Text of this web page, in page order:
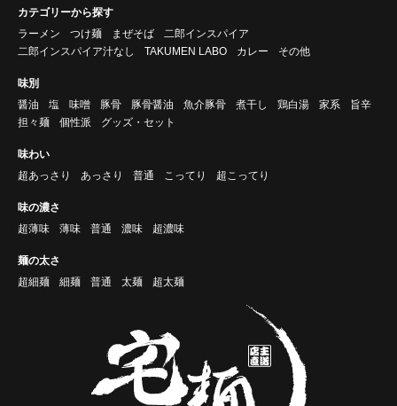
カテゴリーから探す
ラーメン
つけ麺 まぜそば
二郎インスパイア
二郎インスパイア汁なし
TAKUMEN LABO カレー その他
味別
醤油
塩 味噌 豚骨 豚骨醤油 魚介豚骨 煮干し 鶏白湯 家系
旨辛
担々麺
個性派 グッズ・セット
味わい
超あっさり
あっさり 普通 こってり 超こってり
味の濃さ
超薄味
薄味 普通 濃味 超濃味
麺の太さ
超細麺
細麺 普通 太麺 超太麺